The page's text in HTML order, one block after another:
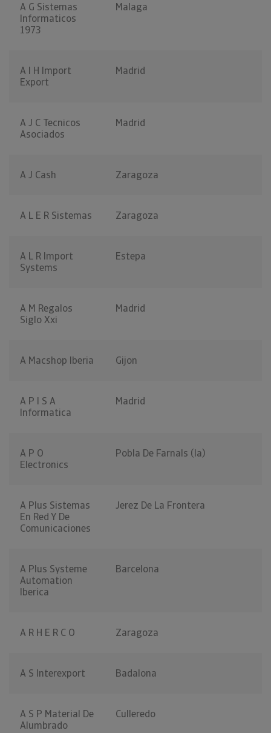
A G Sistemas
Informaticos
1973
Malaga
A I H Import
Export
Madrid
A J C Tecnicos
Asociados
Madrid
A J Cash Zaragoza
A L E R Sistemas Zaragoza
A L R Import
Systems
Estepa
A M Regalos
Siglo Xxi
Madrid
A Macshop Iberia Gijon
A P I S A
Informatica
Madrid
A P O
Electronics
Pobla De Farnals (la)
A Plus Sistemas
En Red Y De
Comunicaciones
Jerez De La Frontera
A Plus Systeme
Automation
Iberica
Barcelona
A R H E R C O Zaragoza
A S Interexport Badalona
A S P Material De
Alumbrado
Culleredo